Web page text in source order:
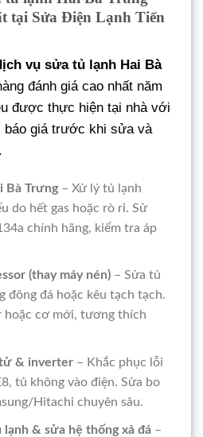
tại Sửa Điện Lạnh Tiến
vụ sửa tủ lạnh Hai Bà
đánh giá cao nhất năm
được thực hiện tại nhà với
báo giá trước khi sửa và
Bà Trưng– Xử lý tủ lạnh
do hết gas hoặc rò rỉ. Sử
chính hãng, kiểm tra áp
(thay máy nén)– Sửa tủ
đông đá hoặc kêu tạch tạch.
hoặc cơ mới, tương thích
& inverter– Khắc phục lỗi
tủ không vào điện. Sửa bo
Hitachi chuyên sâu.
lạnh & sửa hệ thống xả đá–